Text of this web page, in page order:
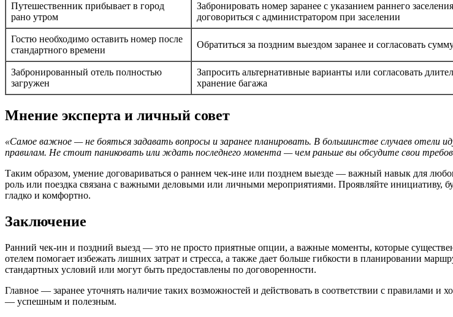
Путешественник прибывает в город
рано утром
Забронировать номер заранее с указанием раннего
договориться с администратором при заселении
Гостю необходимо оставить номер после
стандартного времени
Обратиться за поздним выездом заранее и согласовать
Забронированный отель полностью
загружен
Запросить альтернативные варианты или согласовать
хранение багажа
Мнение эксперта и личный совет
«Самое важное — не бояться задавать вопросы и заранее планировать. В большинстве случаев отели
правилам. Не стоит паниковать или ждать последнего момента — чем раньше вы обсудите свои
Таким образом, умение договариваться о раннем чек-ине или позднем выезде — важный навык для
роль или поездка связана с важными деловыми или личными мероприятиями. Проявляйте инициативу,
гладко и комфортно.
Заключение
Ранний чек-ин и поздний выезд — это не просто приятные опции, а важные моменты, которые
отелем помогает избежать лишних затрат и стресса, а также дает больше гибкости в планировании
стандартных условий или могут быть предоставлены по договоренности.
Главное — заранее уточнять наличие таких возможностей и действовать в соответствии с правилами
— успешным и полезным.